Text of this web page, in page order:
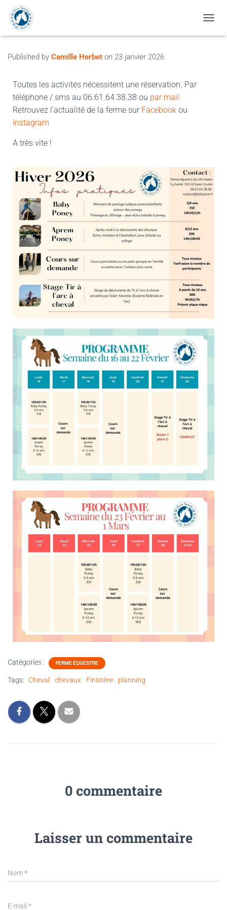
Published by Camille Herbet on 23 janvier 2026
Toutes les activités nécessitent une réservation. Par
téléphone / sms au 06.61.64.38.38 ou par mail
Retrouvez l’actualité de la ferme sur Facebook ou
Instagram
A très vite !
Catégories : FERME ÉQUESTRE
Tags: Cheval chevaux Finistère planning
0 commentaire
Laisser un commentaire
Nom*
E-mail *